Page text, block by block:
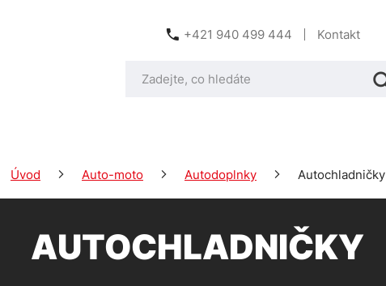
+421 940 499 444 Kontakt
Úvod Auto-moto Autodoplnky Autochladničky
AUTOCHLADNIČKY